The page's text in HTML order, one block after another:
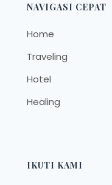
NAVIGASI CEPAT
Home
Traveling
Hotel
Healing
IKUTI KAMI